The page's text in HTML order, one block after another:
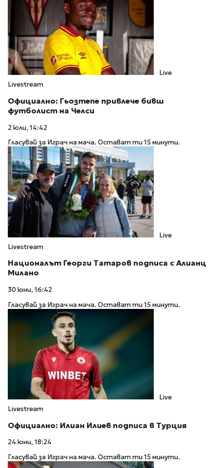
Live
Livestream
Официално: Гьозтепе привлече бивш
футболист на Челси
2 юли, 14:42
Гласувай за Играч на мача. Остават ти 15 минути.
Live
Livestream
Националът Георги Татаров подписа с Алианц
Милано
30 юни, 16:42
Гласувай за Играч на мача. Остават ти 15 минути.
Live
Livestream
Официално: Илиан Илиев подписа в Турция
24 юни, 18:24
Гласувай за Играч на мача. Остават ти 15 минути.